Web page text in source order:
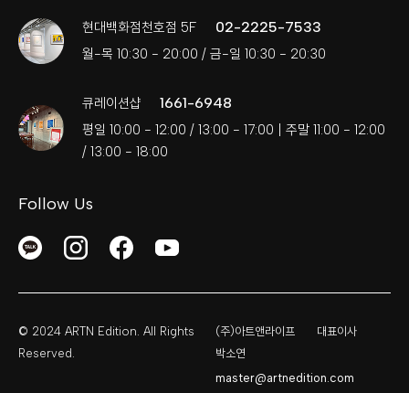
현대백화점천호점 5F 02-2225-7533
월-목 10:30 - 20:00 / 금-일 10:30 - 20:30
큐레이션샵 1661-6948
평일 10:00 - 12:00 / 13:00 - 17:00 | 주말 11:00 - 12:00
/ 13:00 - 18:00
Follow Us
© 2024 ARTN Edition. All Rights
Reserved.
(주)아트앤라이프
대표이사
박소연
master@artnedition.com